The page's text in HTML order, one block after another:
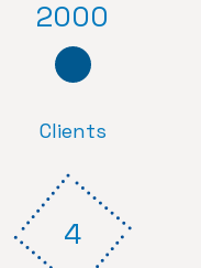
2000
Clients
4